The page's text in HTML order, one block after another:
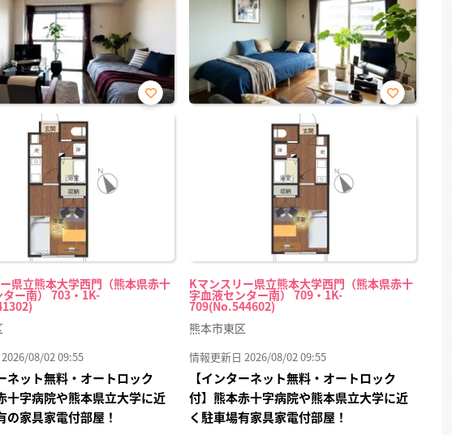
県立熊本大学西門（熊本県赤十
ター南） 703・1K-
お気
08/02 09:55
ネット無料・オートロック
十字病院や熊本県立大学に近
の家具家電付部屋！
Kマンスリー県立熊本大学西門（熊本県赤十
字血液センター南） 709・1K-
709(No.544602)
お気
熊本市東区
情報更新日 2026/08/02 09:55
【インターネット無料・オートロック
付】熊本赤十字病院や熊本県立大学に近
く駐車場有家具家電付部屋！